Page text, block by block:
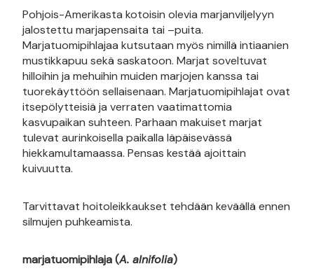
Pohjois-Amerikasta kotoisin olevia marjanviljelyyn
jalostettu marjapensaita tai –puita.
Marjatuomipihlajaa kutsutaan myös nimillä intiaanien
mustikkapuu sekä saskatoon. Marjat soveltuvat
hilloihin ja mehuihin muiden marjojen kanssa tai
tuorekäyttöön sellaisenaan. Marjatuomipihlajat ovat
itsepölytteisiä ja verraten vaatimattomia
kasvupaikan suhteen. Parhaan makuiset marjat
tulevat aurinkoisella paikalla läpäisevässä
hiekkamultamaassa. Pensas kestää ajoittain
kuivuutta.
Tarvittavat hoitoleikkaukset tehdään keväällä ennen
silmujen puhkeamista.
marjatuomipihlaja (A. alnifolia)